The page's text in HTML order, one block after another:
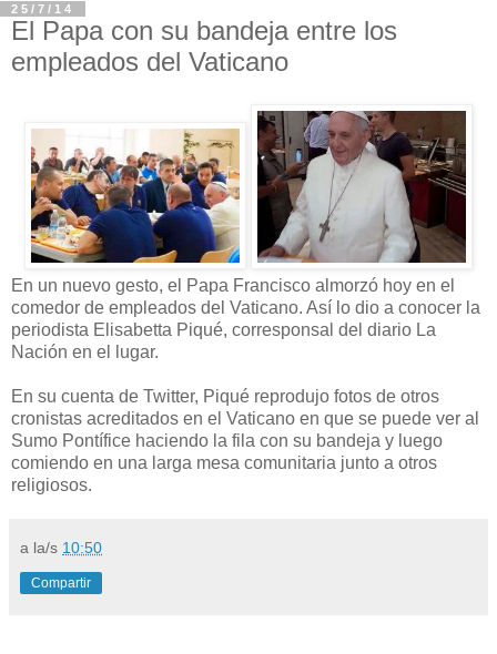
25/7/14
El Papa con su bandeja entre los
empleados del Vaticano
En un nuevo gesto, el Papa Francisco almorzó hoy en el
comedor de empleados del Vaticano. Así lo dio a conocer la
periodista Elisabetta Piqué, corresponsal del diario La
Nación en el lugar.
En su cuenta de Twitter, Piqué reprodujo fotos de otros
cronistas acreditados en el Vaticano en que se puede ver al
Sumo Pontífice haciendo la fila con su bandeja y luego
comiendo en una larga mesa comunitaria junto a otros
religiosos.
a la/s 10:50
Compartir